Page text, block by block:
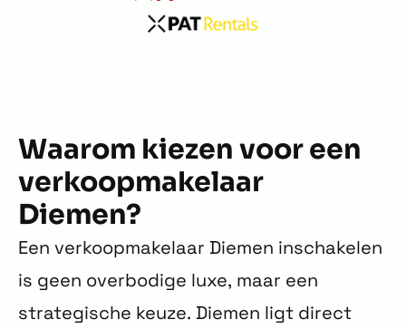
Waarom kiezen voor een
verkoopmakelaar
Diemen?
Een verkoopmakelaar Diemen inschakelen
is geen overbodige luxe, maar een
strategische keuze. Diemen ligt direct